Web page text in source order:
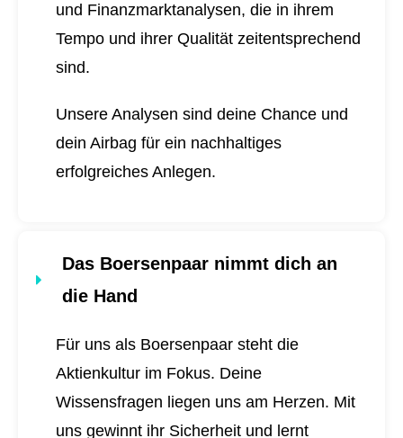
und Finanzmarktanalysen, die in ihrem
Tempo und ihrer Qualität zeitentsprechend
sind.
Unsere Analysen sind deine Chance und
dein Airbag für ein nachhaltiges
erfolgreiches Anlegen.
Das Boersenpaar nimmt dich an
die Hand
Für uns als Boersenpaar steht die
Aktienkultur im Fokus. Deine
Wissensfragen liegen uns am Herzen. Mit
uns gewinnt ihr Sicherheit und lernt